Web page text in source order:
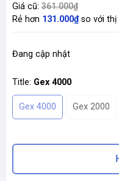
Giá cũ: 361.000₫
Rẻ hơn 131.000₫so với
Đang cập nhật
Title: Gex 4000
Gex 4000 Gex 2000